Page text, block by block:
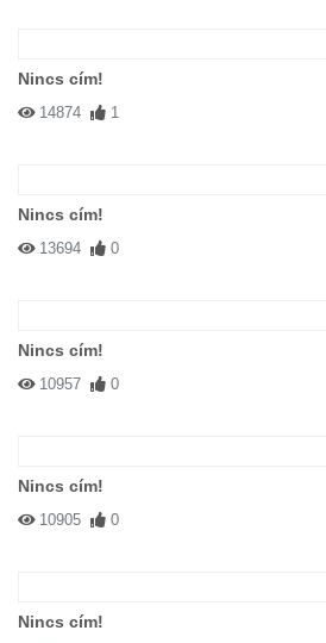
Nincs cím!
14874 1
Nincs cím!
13694 0
Nincs cím!
10957 0
Nincs cím!
10905 0
Nincs cím!